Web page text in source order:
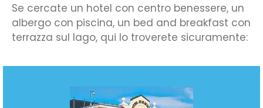
Se cercate un hotel con centro benessere, un
albergo con piscina, un bed and breakfast con
terrazza sul lago, qui lo troverete sicuramente: